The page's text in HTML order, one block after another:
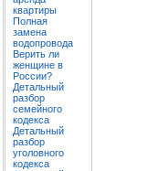
квартиры
Полная
замена
водопровода
Верить ли
женщине в
России?
Детальный
разбор
семейного
кодекса
Детальный
разбор
уголовного
кодекса